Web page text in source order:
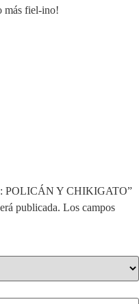
más fiel-ino!
POLICÁN Y CHIKIGATO”
publicada. Los campos